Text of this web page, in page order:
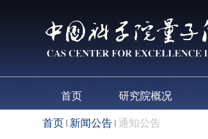
首页 研究院概况
首页 新闻公告 通知公告